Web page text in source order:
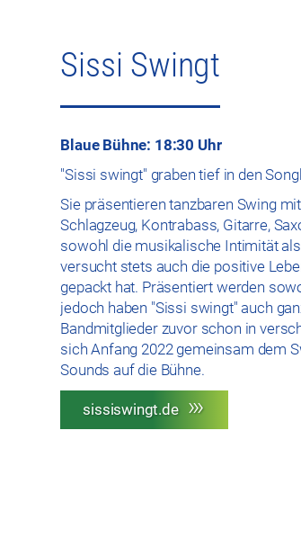
Sissi Swingt
Blaue Bühne: 18:30 Uhr
"Sissi swingt" graben tief in den
Sie präsentieren tanzbaren Swing
Schlagzeug, Kontrabass, Gitarre,
sowohl die musikalische Intimität
versucht stets auch die positive
gepackt hat. Präsentiert werden
jedoch haben "Sissi swingt" auch
Bandmitglieder zuvor schon in
sich Anfang 2022 gemeinsam dem
Sounds auf die Bühne.
sissiswingt.de